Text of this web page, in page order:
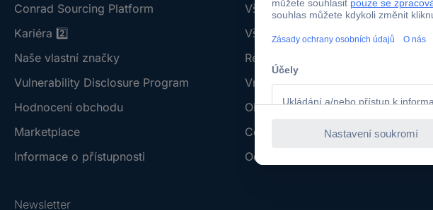
Conrad Sourcing Platform
Kariéra 2️⃣
Naše vlastní značky
Vulnerability Disclosure Program
Hodnocení obchodu
Marketplace
Informace o přístupnosti
Vše o dopravě zboží
Vše o platbě za zboží
Reklamace zboží
Vrácení zboží
Obchodní podmínky
Centrum dokumentace
Odstoupit od smlouvy
Newsletter